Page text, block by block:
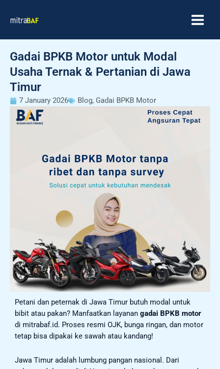
Gadai BPKB Motor untuk Modal
Usaha Ternak & Pertanian di Jawa
Timur
7 January 2026 Blog, Gadai BPKB Motor
Petani dan peternak di Jawa Timur butuh modal untuk
bibit atau pakan? Manfaatkan layanan gadai BPKB motor
di mitrabaf.id. Proses resmi OJK, bunga ringan, dan motor
tetap bisa dipakai ke sawah atau kandang!
Jawa Timur adalah lumbung pangan nasional. Dari